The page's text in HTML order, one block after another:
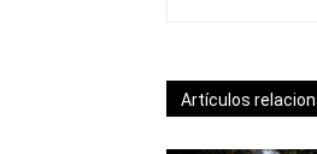
Artículos